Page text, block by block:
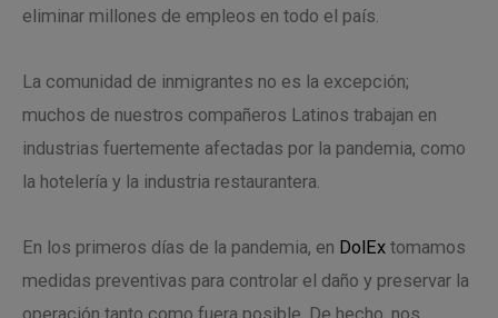
eliminar millones de empleos en todo el país.
La comunidad de inmigrantes no es la excepción;
muchos de nuestros compañeros Latinos trabajan en
industrias fuertemente afectadas por la pandemia, como
la hotelería y la industria restaurantera.
En los primeros días de la pandemia, en DolEx tomamos
medidas preventivas para controlar el daño y preservar la